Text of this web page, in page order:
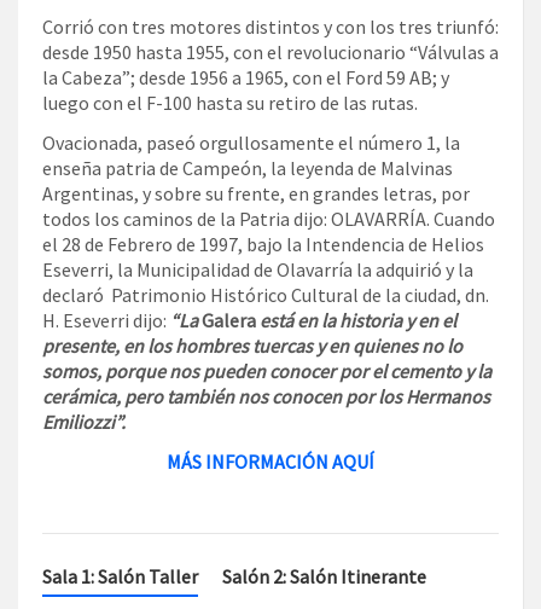
Corrió con tres motores distintos y con los tres triunfó:
desde 1950 hasta 1955, con el revolucionario “Válvulas a
la Cabeza”; desde 1956 a 1965, con el Ford 59 AB; y
luego con el F-100 hasta su retiro de las rutas.
Ovacionada, paseó orgullosamente el número 1, la
enseña patria de Campeón, la leyenda de Malvinas
Argentinas, y sobre su frente, en grandes letras, por
todos los caminos de la Patria dijo: OLAVARRÍA. Cuando
el 28 de Febrero de 1997, bajo la Intendencia de Helios
Eseverri, la Municipalidad de Olavarría la adquirió y la
declaró Patrimonio Histórico Cultural de la ciudad, dn.
H. Eseverri dijo: “LaGalera está en la historia y en el
presente, en los hombres tuercas y en quienes no lo
somos, porque nos pueden conocer por el cemento y la
cerámica, pero también nos conocen por los Hermanos
Emiliozzi”.
MÁS INFORMACIÓN AQUÍ
Sala 1: Salón Taller
Salón 2: Salón Itinerante